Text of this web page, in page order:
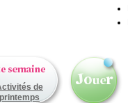
de
printemps